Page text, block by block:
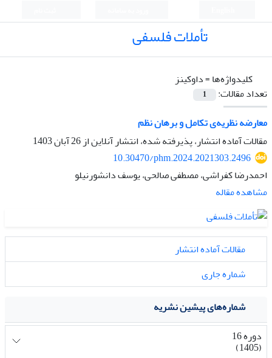
تأملات فلسفی
کلیدواژه‌ها =داوکینز
تعداد مقالات:
1
معارضه نظریه‌ی تکامل و برهان نظم
مقالات آماده انتشار، پذیرفته شده، انتشار آنلاین از26 آبان 1403
10.30470/phm.2024.2021303.2496
احمدرضا کفراشی، مصطفی صالحی، یوسف دانشورنیلو
مشاهده مقاله
مقالات آماده انتشار
شماره جاری
شماره‌های پیشین نشریه
دوره 16
(1405)